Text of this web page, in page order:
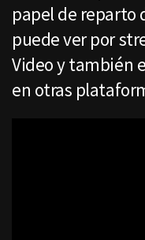
papel de reparto
puede ver por
Video y también
en otras